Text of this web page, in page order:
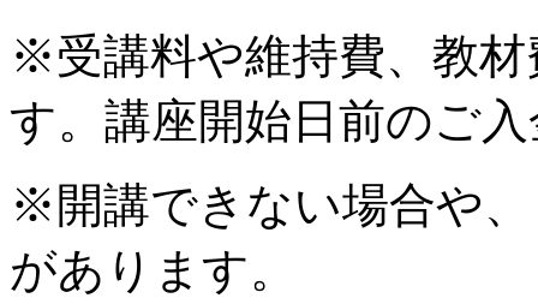
※受講料や維持費、教
す。講座開始日前のご
※開講できない場合や
があります。